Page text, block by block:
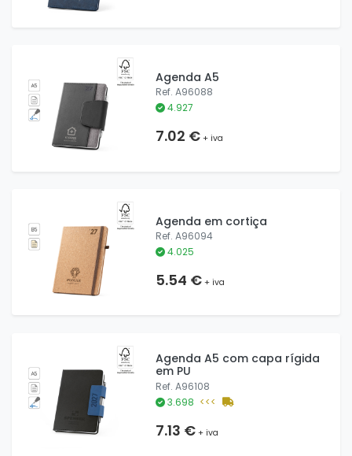
Agenda A5
Ref. A96088
4.927
7.02 €+ iva
Agenda em cortiça
Ref. A96094
4.025
5.54 €+ iva
Agenda A5 com capa rígida
em PU
Ref. A96108
3.698 <<<
7.13 €+ iva